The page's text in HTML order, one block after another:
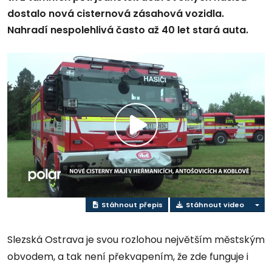
dostalo nová cisternová zásahová vozidla.
Nahradí nespolehlivá často až 40 let stará auta.
Přehrát
video
Stáhnout přepis Stáhnout video
Slezská Ostrava je svou rozlohou největším městským
obvodem, a tak není překvapením, že zde funguje i